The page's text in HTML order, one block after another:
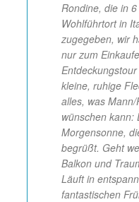
Rondine, die in
Wohlführtort in
zugegeben, wir
nur zum
kleine, ruhige
alles, was
wünschen kann:
Morgensonne,
begrüßt. Geht
Balkon und
Läuft in
fantastischen